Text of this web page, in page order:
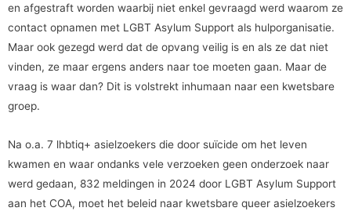
en afgestraft worden waarbij niet enkel gevraagd werd waarom ze
contact opnamen met LGBT Asylum Support als hulporganisatie.
Maar ook gezegd werd dat de opvang veilig is en als ze dat niet
vinden, ze maar ergens anders naar toe moeten gaan. Maar de
vraag is waar dan? Dit is volstrekt inhumaan naar een kwetsbare
groep.
Na o.a. 7 lhbtiq+ asielzoekers die door suïcide om het leven
kwamen en waar ondanks vele verzoeken geen onderzoek naar
werd gedaan, 832 meldingen in 2024 door LGBT Asylum Support
aan het COA, moet het beleid naar kwetsbare queer asielzoekers